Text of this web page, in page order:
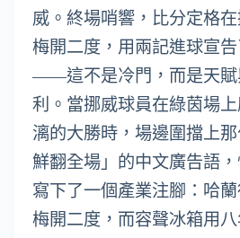
威。終場哨響，比分定格
梅開二度，用兩記進球宣
——這不是冷門，而是天賦
利。當挪威球員在綠茵場
漓的大勝時，場邊圍擋上那
鮮翻全場」的中文廣告語
寫下了一個產業注腳：哈
梅開二度，而容聲冰箱用